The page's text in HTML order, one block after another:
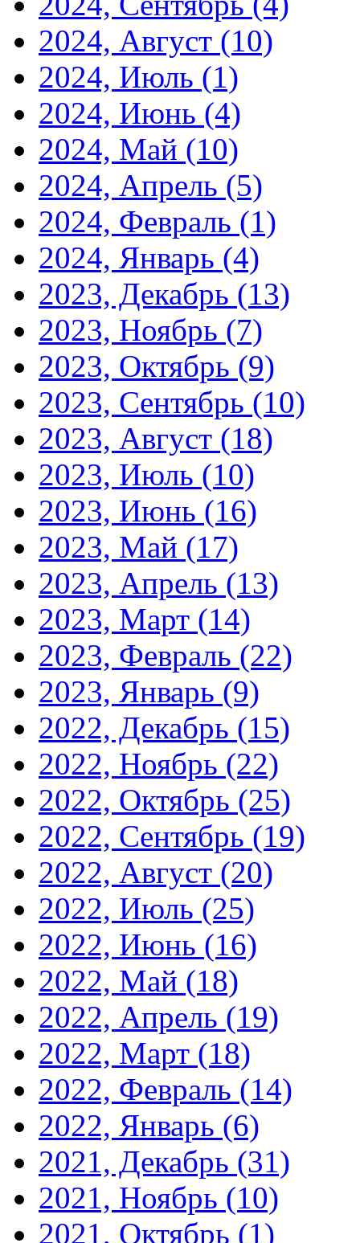
2024, Август (10)
2024, Июль (1)
2024, Июнь (4)
2024, Май (10)
2024, Апрель (5)
2024, Февраль (1)
2024, Январь (4)
2023, Декабрь (13)
2023, Ноябрь (7)
2023, Октябрь (9)
2023, Сентябрь (10)
2023, Август (18)
2023, Июль (10)
2023, Июнь (16)
2023, Май (17)
2023, Апрель (13)
2023, Март (14)
2023, Февраль (22)
2023, Январь (9)
2022, Декабрь (15)
2022, Ноябрь (22)
2022, Октябрь (25)
2022, Сентябрь (19)
2022, Август (20)
2022, Июль (25)
2022, Июнь (16)
2022, Май (18)
2022, Апрель (19)
2022, Март (18)
2022, Февраль (14)
2022, Январь (6)
2021, Декабрь (31)
2021, Ноябрь (10)
2021, Октябрь (1)